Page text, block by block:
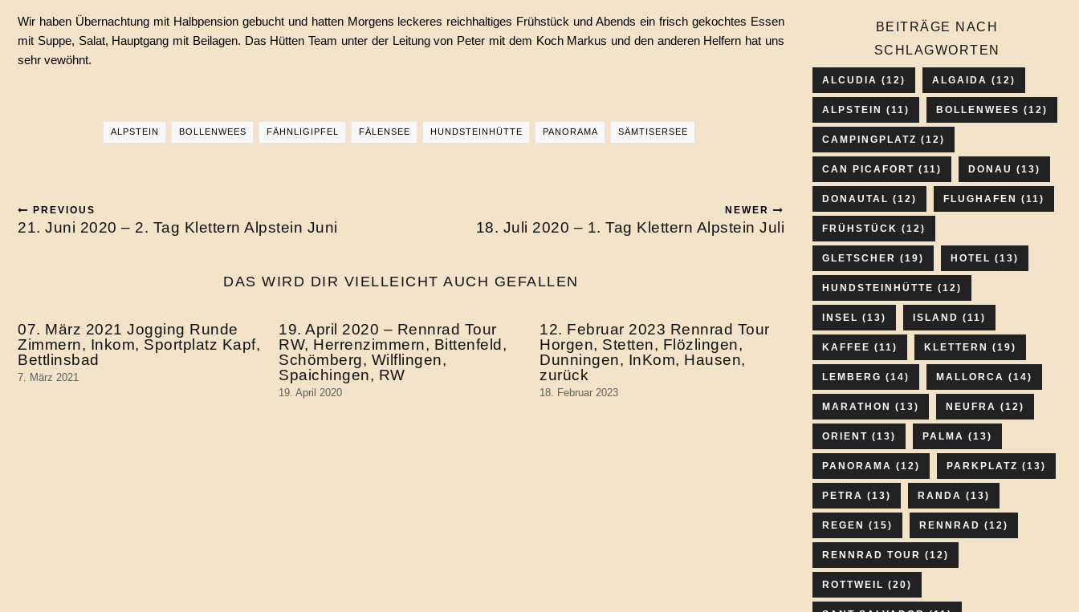
Wir haben Übernachtung mit Halbpension gebucht und hatten Morgens leckeres reichhaltiges Frühstück und Abends ein frisch gekochtes Essen
mit Suppe, Salat, Hauptgang mit Beilagen. Das Hütten Team unter der Leitung von Peter mit dem Koch Markus und den anderen Helfern hat uns
sehr vewöhnt.
ALPSTEIN BOLLENWEES FÄHNLIGIPFEL FÄLENSEE HUNDSTEINHÜTTE PANORAMA SÄMTISERSEE
PREVIOUS
21. Juni 2020 – 2. Tag Klettern Alpstein Juni
NEWER
18. Juli 2020 – 1. Tag Klettern Alpstein Juli
DAS WIRD DIR VIELLEICHT AUCH GEFALLEN
07. März 2021 Jogging Runde
Zimmern, Inkom, Sportplatz Kapf,
Bettlinsbad
7. März 2021
19. April 2020 – Rennrad Tour
RW, Herrenzimmern, Bittenfeld,
Schömberg, Wilflingen,
Spaichingen, RW
19. April 2020
12. Februar 2023 Rennrad Tour
Horgen, Stetten, Flözlingen,
Dunningen, InKom, Hausen,
zurück
18. Februar 2023
BEITRÄGE NACH
SCHLAGWORTEN
ALCUDIA (12) ALGAIDA (12)
ALPSTEIN (11) BOLLENWEES (12)
CAMPINGPLATZ (12)
CAN PICAFORT (11) DONAU (13)
DONAUTAL (12) FLUGHAFEN (11)
FRÜHSTÜCK (12)
GLETSCHER (19) HOTEL (13)
HUNDSTEINHÜTTE (12)
INSEL (13) ISLAND (11)
KAFFEE (11) KLETTERN (19)
LEMBERG (14) MALLORCA (14)
MARATHON (13) NEUFRA (12)
ORIENT (13) PALMA (13)
PANORAMA (12) PARKPLATZ (13)
PETRA (13) RANDA (13)
REGEN (15) RENNRAD (12)
RENNRAD TOUR (12)
ROTTWEIL (20)